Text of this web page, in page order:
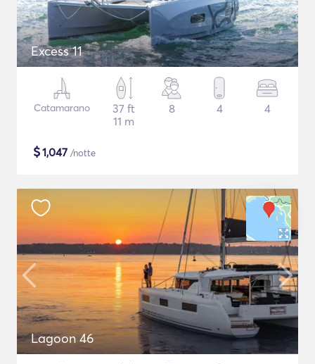
Excess 11
Catamarano
37 ft
11 m
8 4 4
$1,047 /notte
Lagoon 46